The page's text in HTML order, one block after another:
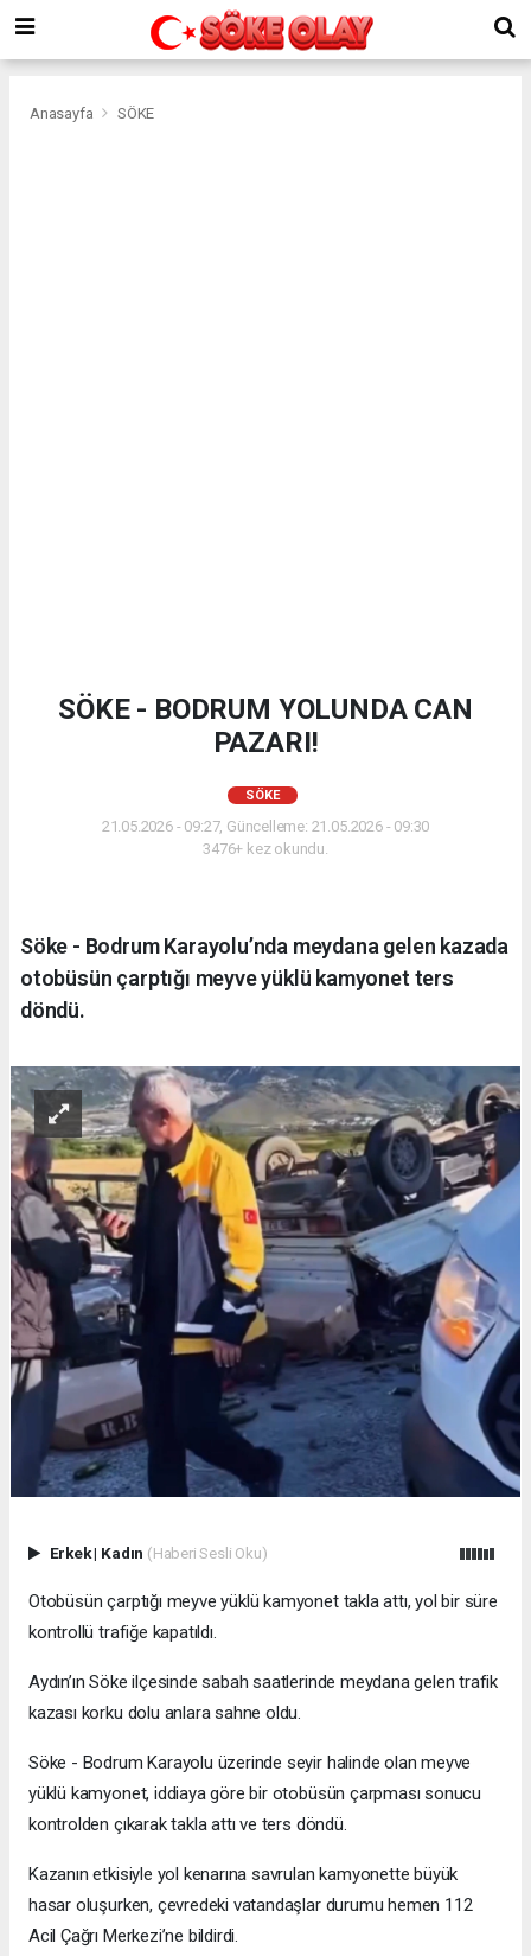
Anasayfa SÖKE
SÖKE - BODRUM YOLUNDA CAN
PAZARI!
SÖKE
21.05.2026 - 09:27, Güncelleme: 21.05.2026 - 09:30
3476+ kez okundu.
Söke - Bodrum Karayolu’nda meydana gelen kazada
otobüsün çarptığı meyve yüklü kamyonet ters
döndü.
Erkek| Kadın (Haberi Sesli Oku)
Otobüsün çarptığı meyve yüklü kamyonet takla attı, yol bir süre
kontrollü trafiğe kapatıldı.
Aydın’ın Söke ilçesinde sabah saatlerinde meydana gelen trafik
kazası korku dolu anlara sahne oldu.
Söke - Bodrum Karayolu üzerinde seyir halinde olan meyve
yüklü kamyonet, iddiaya göre bir otobüsün çarpması sonucu
kontrolden çıkarak takla attı ve ters döndü.
Kazanın etkisiyle yol kenarına savrulan kamyonette büyük
hasar oluşurken, çevredeki vatandaşlar durumu hemen 112
Acil Çağrı Merkezi’ne bildirdi.